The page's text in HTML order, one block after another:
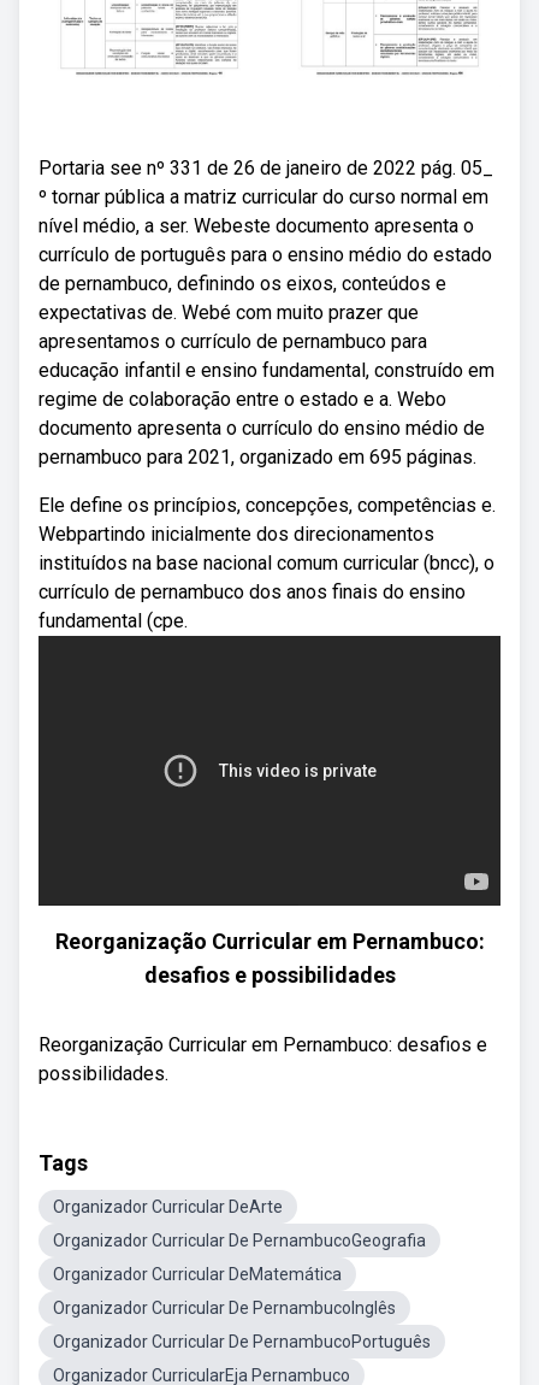
Portaria see nº 331 de 26 de janeiro de 2022 pág. 05_
º tornar pública a matriz curricular do curso normal em
nível médio, a ser. Webeste documento apresenta o
currículo de português para o ensino médio do estado
de pernambuco, definindo os eixos, conteúdos e
expectativas de. Webé com muito prazer que
apresentamos o currículo de pernambuco para
educação infantil e ensino fundamental, construído em
regime de colaboração entre o estado e a. Webo
documento apresenta o currículo do ensino médio de
pernambuco para 2021, organizado em 695 páginas.
Ele define os princípios, concepções, competências e.
Webpartindo inicialmente dos direcionamentos
instituídos na base nacional comum curricular (bncc), o
currículo de pernambuco dos anos finais do ensino
fundamental (cpe.
Reorganização Curricular em Pernambuco:
desafios e possibilidades
Reorganização Curricular em Pernambuco: desafios e
possibilidades.
Tags
Organizador Curricular DeArte
Organizador Curricular De PernambucoGeografia
Organizador Curricular DeMatemática
Organizador Curricular De PernambucoInglês
Organizador Curricular De PernambucoPortuguês
Organizador CurricularEja Pernambuco